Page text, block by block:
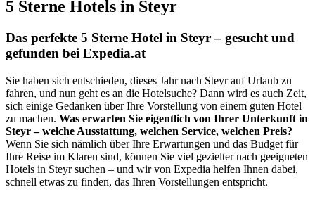
5 Sterne Hotels in Steyr
Das perfekte 5 Sterne Hotel in Steyr – gesucht und
gefunden bei Expedia.at
Sie haben sich entschieden, dieses Jahr nach Steyr auf Urlaub zu
fahren, und nun geht es an die Hotelsuche? Dann wird es auch Zeit,
sich einige Gedanken über Ihre Vorstellung von einem guten Hotel
zu machen. Was erwarten Sie eigentlich von Ihrer Unterkunft in
Steyr – welche Ausstattung, welchen Service, welchen Preis?
Wenn Sie sich nämlich über Ihre Erwartungen und das Budget für
Ihre Reise im Klaren sind, können Sie viel gezielter nach geeigneten
Hotels in Steyr suchen – und wir von Expedia helfen Ihnen dabei,
schnell etwas zu finden, das Ihren Vorstellungen entspricht.